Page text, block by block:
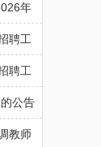
年
聘工
聘工
公告
教师